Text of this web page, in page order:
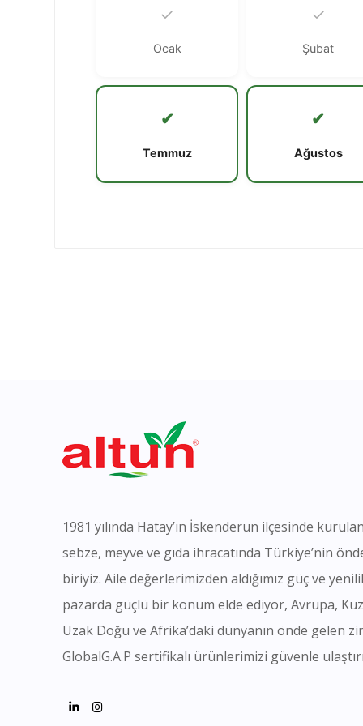
✓
Ocak
✓
Şubat
✔
Temmuz
✔
Ağustos
1981 yılında Hatay’ın İskenderun ilçesinde
sebze, meyve ve gıda ihracatında Türkiye’nin
biriyiz. Aile değerlerimizden aldığımız güç ve
pazarda güçlü bir konum elde ediyor, Avrupa,
Uzak Doğu ve Afrika’daki dünyanın önde gelen
GlobalG.A.P sertifikalı ürünlerimizi güvenle